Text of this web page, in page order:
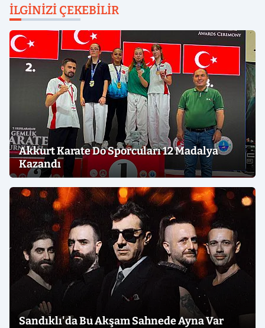
İLGINIZI ÇEKEBILIR
Akkurt Karate Do Sporcuları 12 Madalya
Kazandı
Sandıklı'da Bu Akşam Sahnede Ayna Var